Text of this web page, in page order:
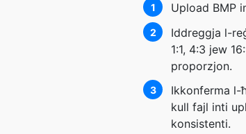
1 Upload BMP
2
Iddreggja l-
1:1, 4:3 jew
proporzjon.
3
Ikkonferma l-
kull fajl inti
konsistenti.